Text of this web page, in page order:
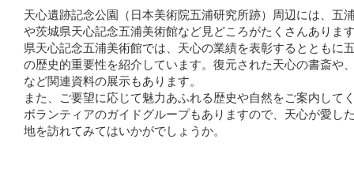
天心遺跡記念公園（日本美術院五浦研究所跡）周辺には、五
や茨城県天心記念五浦美術館など見どころがたくさんありま
県天心記念五浦美術館では、天心の業績を表彰するとともに
の歴史的重要性を紹介しています。復元された天心の書斎や
など関連資料の展示もあります。
また、ご要望に応じて魅力あふれる歴史や自然をご案内して
ボランティアのガイドグループもありますので、天心が愛し
地を訪れてみてはいかがでしょうか。